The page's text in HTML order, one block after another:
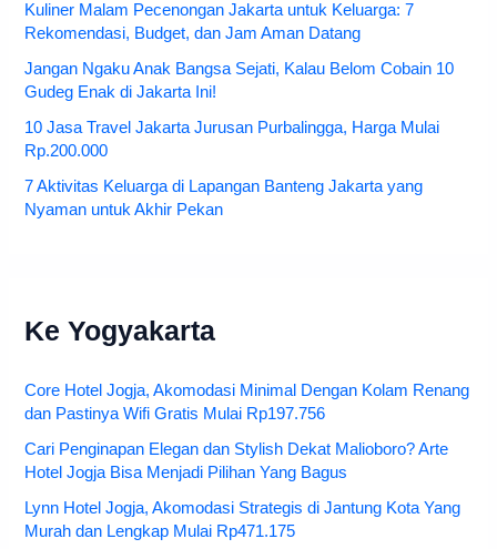
Kuliner Malam Pecenongan Jakarta untuk Keluarga: 7
Rekomendasi, Budget, dan Jam Aman Datang
Jangan Ngaku Anak Bangsa Sejati, Kalau Belom Cobain 10
Gudeg Enak di Jakarta Ini!
10 Jasa Travel Jakarta Jurusan Purbalingga, Harga Mulai
Rp.200.000
7 Aktivitas Keluarga di Lapangan Banteng Jakarta yang
Nyaman untuk Akhir Pekan
Ke Yogyakarta
Core Hotel Jogja, Akomodasi Minimal Dengan Kolam Renang
dan Pastinya Wifi Gratis Mulai Rp197.756
Cari Penginapan Elegan dan Stylish Dekat Malioboro? Arte
Hotel Jogja Bisa Menjadi Pilihan Yang Bagus
Lynn Hotel Jogja, Akomodasi Strategis di Jantung Kota Yang
Murah dan Lengkap Mulai Rp471.175